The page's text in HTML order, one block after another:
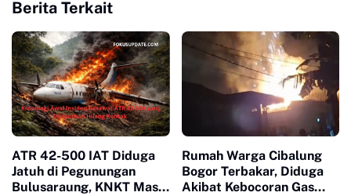
Berita Terkait
ATR 42-500 IAT Diduga
Jatuh di Pegunungan
Bulusaraung, KNKT Masih
Rumah Warga Cibalung
Bogor Terbakar, Diduga
Akibat Kebocoran Gas